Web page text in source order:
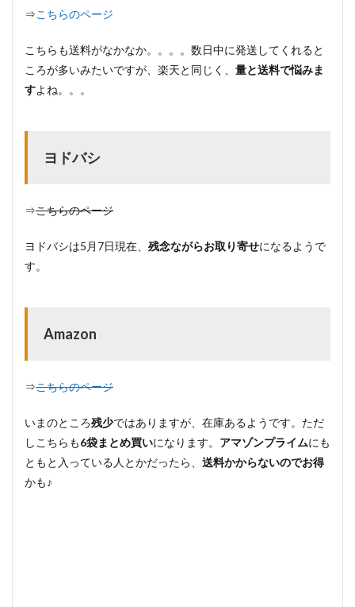
⇒こちらのページ
こちらも送料がなかなか。。。。数日中に発送してくれると
ころが多いみたいですが、楽天と同じく、 量と送料で悩みま
すよね。。。
ヨドバシ
⇒こちらのページ
ヨドバシは5月7日現在、 残念ながらお取り寄せになるようで
す。
Amazon
⇒こちらのページ
いまのところ残少ではありますが、在庫あるようです。ただ
しこちらも6袋まとめ買いになります。 アマゾンプライムにも
ともと入っている人とかだったら、 送料かからないのでお得
かも♪